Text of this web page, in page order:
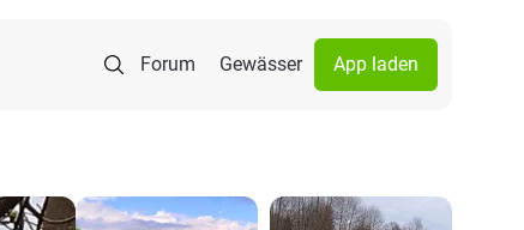
Forum Gewässer App laden